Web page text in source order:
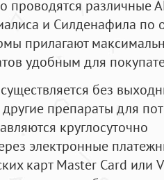
проводятся
и Силденафила по
прилагают
удобным для
без
препараты для
круглосуточно
электронные
карт Master Card или